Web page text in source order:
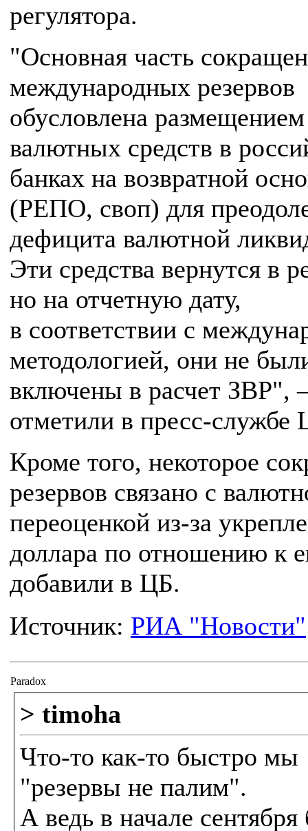
регулятора.
"Основная часть
международных резервов
обусловлена размещением
валютных средств в
банках на возвратной
(РЕПО, своп) для
дефицита валютной
Эти средства вернутся в
но на отчетную дату,
в соответствии с
методологией, они не
включены в расчет ЗВР",
отметили в пресс-службе
Кроме того, некоторое
резервов связано с
переоценкой из-за
доллара по отношению к
добавили в ЦБ.
Источник: РИА "Новости"
Paradox
> timoha
Что-то как-то быстро мы
"резервы не палим".
А ведь в начале